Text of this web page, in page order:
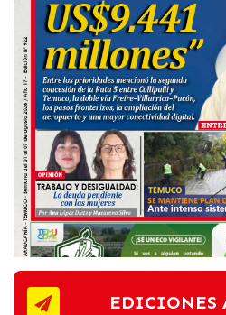
EDICIONES